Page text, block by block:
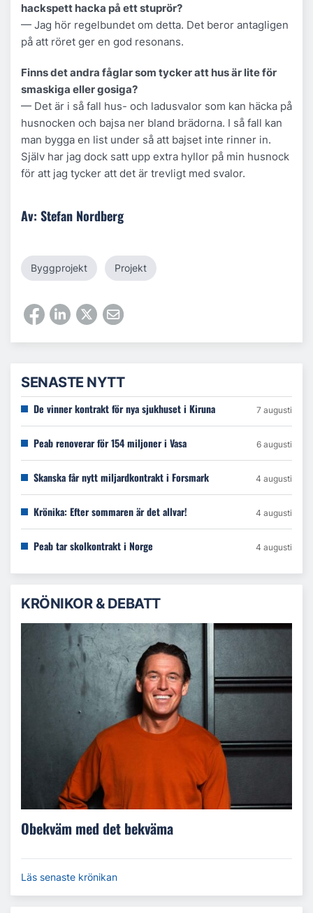
hackspett hacka på ett stuprör?
— Jag hör regelbundet om detta. Det beror antagligen
på att röret ger en god resonans.
Finns det andra fåglar som tycker att hus är lite för
smaskiga eller gosiga?
— Det är i så fall hus- och ladusvalor som kan häcka på
husnocken och bajsa ner bland brädorna. I så fall kan
man bygga en list under så att bajset inte rinner in.
Själv har jag dock satt upp extra hyllor på min husnock
för att jag tycker att det är trevligt med svalor.
Av: Stefan Nordberg
Byggprojekt Projekt
SENASTE NYTT
De vinner kontrakt för nya sjukhuset i Kiruna 7 augusti
Peab renoverar för 154 miljoner i Vasa 6 augusti
Skanska får nytt miljardkontrakt i Forsmark 4 augusti
Krönika: Efter sommaren är det allvar! 4 augusti
Peab tar skolkontrakt i Norge 4 augusti
KRÖNIKOR & DEBATT
Obekväm med det bekväma
Läs senaste krönikan